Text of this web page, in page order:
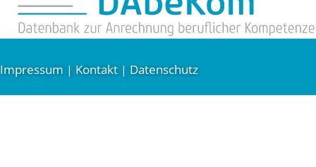
Impressum | Kontakt | Datenschutz